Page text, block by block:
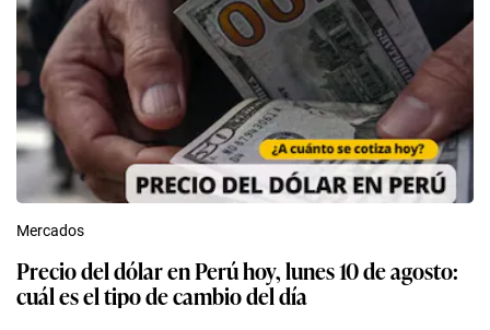
Mercados
Precio del dólar en Perú hoy, lunes 10 de agosto:
cuál es el tipo de cambio del día